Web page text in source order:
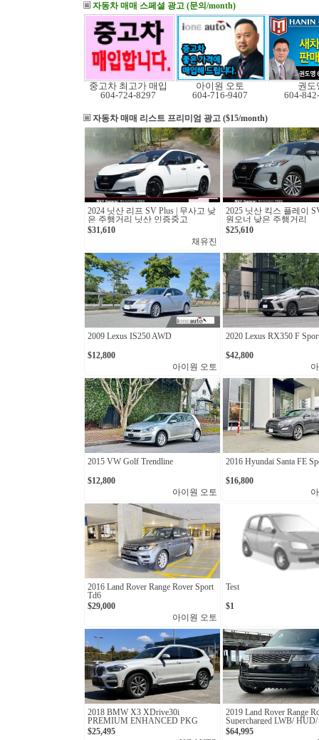
자동차 매매 스페셜 광고 (문의/month)
중고차 최고가 매입
604-724-8297
아이원 오토
604-716-9407
권도
604-
자동차 매매 리스트 프리미엄 광고 ($15/month)
2024 닛산 리프 SV Plus | 무사고 낮
은 주행거리 닛산 인증중고
$31,610
채유진
2025 닛산 킥스 플레이
원오너 낮은 주행거리
$25,610
2009 Lexus IS250 AWD
$12,800
아이원 오토
2020 Lexus RX350 F
$42,800
2015 VW Golf Trendline
$12,800
아이원 오토
2016 Hyundai Santa FE
$16,800
2016 Land Rover Range Rover Sport
Td6
$29,000
아이원 오토
Test
$1
2018 BMW X3 XDrive30i
PREMIUM ENHANCED PKG
$25,495
2019 Land Rover Range
Supercharged LWB/
ACCIDENT/ MASSAGE
$64,995